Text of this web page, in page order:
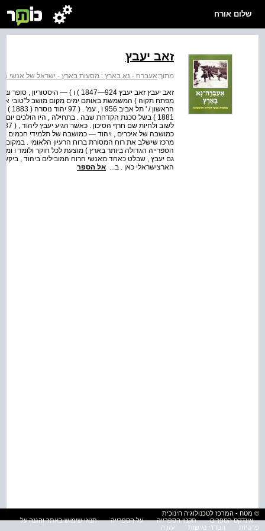
שלום אורח
זאב יעבץ
מתוך:אעברה - נא בארץ : מסעות בארץ - ישראל של אנשי
מפתח תקוה ) המשמשת באותם ימים מקום מושב ל"טובי
1881 ) בשל סכנת הקדחת שבה . בתחילה , היו הולכים
כמושבה של איכרים , ויהוד — כמושבה של תלמידי חכמים .
מרכז שישלב את רוח המסורת ברוח הרעיון הלאומי .
הספרייה הגדולה ביותר בארץ ) מוצעת לכל חוקר ולומד ו
גם יעבץ , שבלט כאחד מאנשי הרוח המובילים ביהוד , ביקש
הארצישראלי כאן . ב... אל הספר
© מטח - המרכז לטכנולוגיה חינוכית
אינדקס הספרים
תקנון הספרייה על הספרייה
תנאי שימוש באתר והגנה על
פרטיות
הסדרי נגישות עזרה